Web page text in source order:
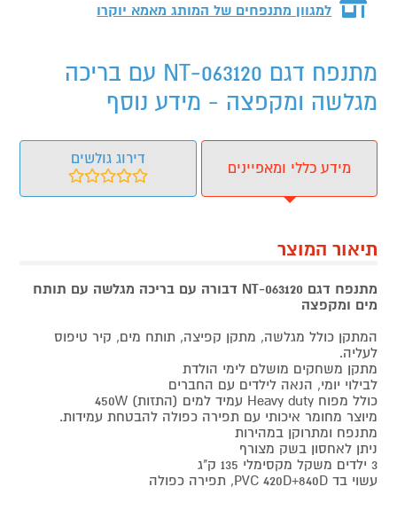
למגוון מתנפחים של המותג מאמא יוקרו
מתנפח דגם NT-063120 עם בריכה
מגלשה ומקפצה - מידע נוסף
מידע כללי ומאפיינים
דירוג גולשים
תיאור המוצר
מתנפח דגם NT-063120 דבורה עם בריכה מגלשה עם תותח
מים ומקפצה
המתקן כולל מגלשה, מתקן קפיצה, תותח מים, קיר טיפוס
לעליה.
מתקן משחקים מושלם לימי הולדת
לבילוי יומי, הנאה לילדים עם החברים
כולל מפוח Heavy duty עמיד למים (התזות) 450W
מיוצר מחומר איכותי עם תפירה כפולה להבטחת עמידות.
מתנפח ומתרוקן במהירות
ניתן לאחסון בשק מצורף
3 ילדים משקל מקסימלי 135 ק"ג
עשוי בד PVC 420D+840D, תפירה כפולה